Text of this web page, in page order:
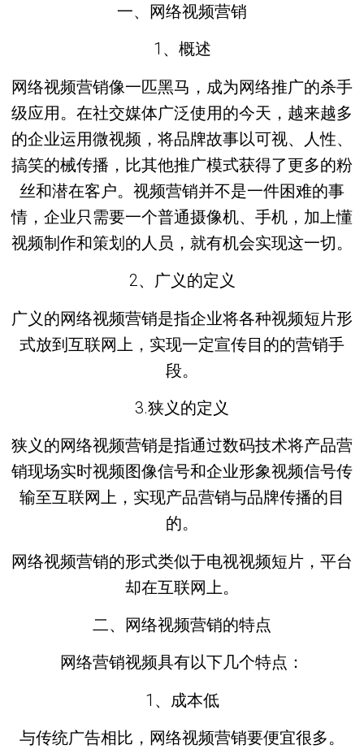
一、网络视频营销
1、概述
网络视频营销像一匹黑马，成为网络推广的杀手
级应用。在社交媒体广泛使用的今天，越来越多
的企业运用微视频，将品牌故事以可视、人性、
搞笑的械传播，比其他推广模式获得了更多的粉
丝和潜在客户。视频营销并不是一件困难的事
情，企业只需要一个普通摄像机、手机，加上懂
视频制作和策划的人员，就有机会实现这一切。
2、广义的定义
广义的网络视频营销是指企业将各种视频短片形
式放到互联网上，实现一定宣传目的的营销手
段。
3.狭义的定义
狭义的网络视频营销是指通过数码技术将产品营
销现场实时视频图像信号和企业形象视频信号传
输至互联网上，实现产品营销与品牌传播的目
的。
网络视频营销的形式类似于电视视频短片，平台
却在互联网上。
二、网络视频营销的特点
网络营销视频具有以下几个特点：
1、成本低
与传统广告相比，网络视频营销要便宜很多。